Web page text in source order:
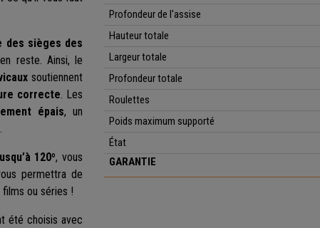
des sièges des
reste. Ainsi, le
soutiennent
correcte. Les
épais, un
120º, vous
permettra de
ou séries !
été choisis avec
Profondeur de l'assise
Hauteur totale
Largeur totale
Profondeur totale
Roulettes
Poids maximum supporté
État
GARANTIE